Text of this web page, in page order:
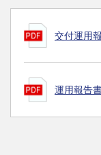
交付運用
運用報告